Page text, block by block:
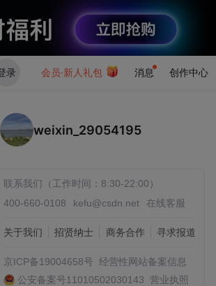
录 会员·新人礼包 消息 创作中心
weixin_29054195
联系我们（工作时间：8:30-22:00）
400-660-0108
kefu@csdn.net 在线客服
关于我们 招贤纳士 商务合作 寻求报道
京ICP备19004658号 经营性网站备案信息
公安备案号11010502030143 营业执照